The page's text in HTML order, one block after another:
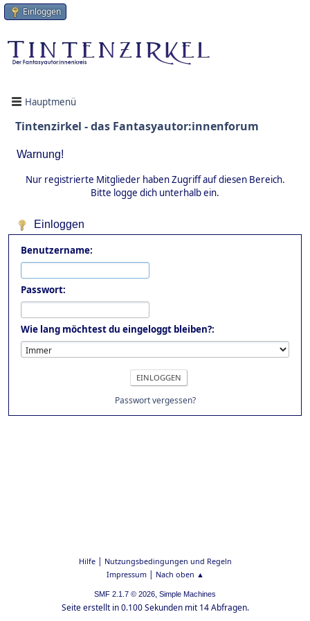
Einloggen
Hauptmenü
Tintenzirkel - das Fantasyautor:innenforum
Warnung!
Nur registrierte Mitglieder haben Zugriff auf diesen Bereich.
Bitte logge dich unterhalb ein.
Einloggen
Benutzername:
Passwort:
Wie lang möchtest du eingeloggt bleiben?:
Passwort vergessen?
Hilfe| Nutzungsbedingungen und Regeln
Impressum| Nach oben ▲
SMF 2.1.7 © 2026, Simple Machines
Seite erstellt in 0.100 Sekunden mit 14 Abfragen.